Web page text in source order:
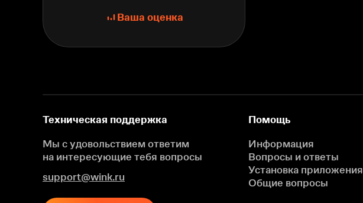
Ваша оценка
Техническая поддержка
Мы с удовольствием ответим
на интересующие тебя вопросы
support@wink.ru
Помощь
Информация
Вопросы и ответы
Установка приложения
Общие вопросы